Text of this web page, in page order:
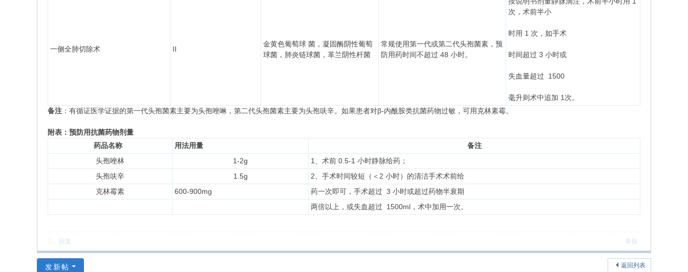
一侧全肺切除术 II
金黄色葡萄球 菌，凝固酶阴性葡萄
球菌，肺炎链球菌，革兰阴性杆菌
常规使用第一代或第二代头孢菌素，预
防用药时间不超过 48 小时。
次，术前半小
时用 1 次，如手术
时间超过 3 小时或
失血量超过 1500
毫升则术中追加 1次。
备注 ：有循证医学证据的第一代头孢菌素主要为头孢唑啉，第二代头孢菌素主要为头孢呋辛。如果患者对β-内酰胺类抗菌药物过敏，可用克林素霉。
附表：预防用抗菌药物剂量
药品名称
用法用量
备注
头孢唑林
1-2g
1、术前 0.5-1 小时静脉给药；
头孢呋辛
1.5g
2、手术时间较短（＜2 小时）的清洁手术术前给
克林霉素
600-900mg
药一次即可，手术超过 3 小时或超过药物半衰期
两倍以上，或失血超过 1500ml，术中加用一次。
回复 举报
返回列表
发新帖